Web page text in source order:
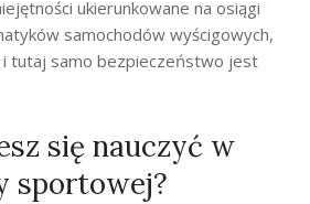
ukierunkowane na osiągi
samochodów wyścigowych,
tutaj samo bezpieczeństwo jest
się nauczyć w
sportowej?